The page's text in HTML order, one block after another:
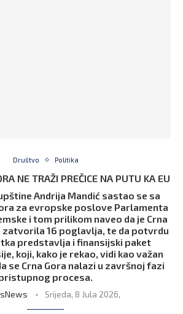
Društvo Politika
NE TRAŽI PREČICE NA PUTU KA EU
Andrija Mandić sastao se sa
za evropske poslove Parlamenta
i tom prilikom naveo da je Crna
zatvorila 16 poglavlja, te da potvrdu
predstavlja i finansijski paket
koji, kako je rekao, vidi kao važan
se Crna Gora nalazi u završnoj fazi
procesa.
Srijeda, 8 Jula 2026,